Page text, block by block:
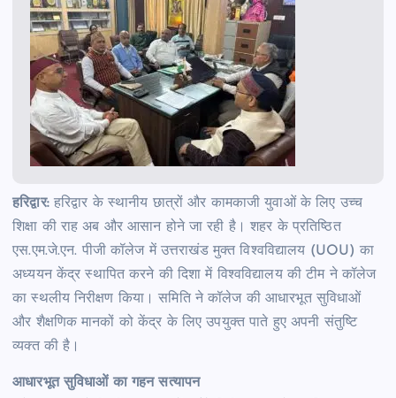
हरिद्वार:हरिद्वार के स्थानीय छात्रों और कामकाजी युवाओं के लिए उच्च
शिक्षा की राह अब और आसान होने जा रही है। शहर के प्रतिष्ठित
एस.एम.जे.एन. पीजी कॉलेज में उत्तराखंड मुक्त विश्वविद्यालय (UOU) का
अध्ययन केंद्र स्थापित करने की दिशा में विश्वविद्यालय की टीम ने कॉलेज
का स्थलीय निरीक्षण किया। समिति ने कॉलेज की आधारभूत सुविधाओं
और शैक्षणिक मानकों को केंद्र के लिए उपयुक्त पाते हुए अपनी संतुष्टि
व्यक्त की है।
आधारभूत सुविधाओं का गहन सत्यापन